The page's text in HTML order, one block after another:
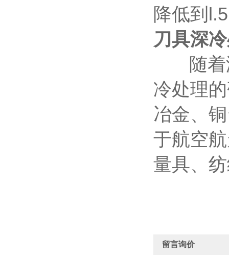
降低到
刀具深
随着液
冷处理
冶金、
于航空
量具、
留言询价